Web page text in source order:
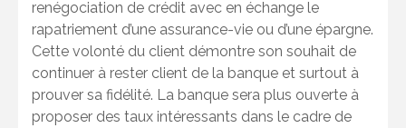
renégociation de crédit avec en échange le
rapatriement d’une assurance-vie ou d’une épargne.
Cette volonté du client démontre son souhait de
continuer à rester client de la banque et surtout à
prouver sa fidélité. La banque sera plus ouverte à
proposer des taux intéressants dans le cadre de